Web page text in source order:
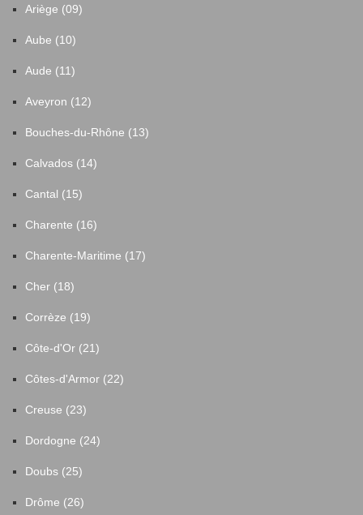
Ariège (09)
Aube (10)
Aude (11)
Aveyron (12)
Bouches-du-Rhône (13)
Calvados (14)
Cantal (15)
Charente (16)
Charente-Maritime (17)
Cher (18)
Corrèze (19)
Côte-d'Or (21)
Côtes-d'Armor (22)
Creuse (23)
Dordogne (24)
Doubs (25)
Drôme (26)